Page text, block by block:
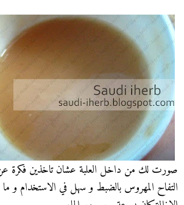
صورت لك من داخل العلبة عشان تاخذين فكرة
التفاح المهروس بالضبط و سهل في الاستخدام و